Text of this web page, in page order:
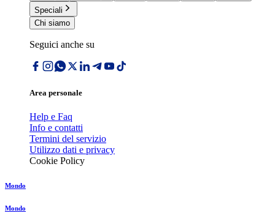
Speciali
Chi siamo
Seguici anche su
Area personale
Help e Faq
Info e contatti
Termini del servizio
Utilizzo dati e privacy
Cookie Policy
Mondo
Mondo